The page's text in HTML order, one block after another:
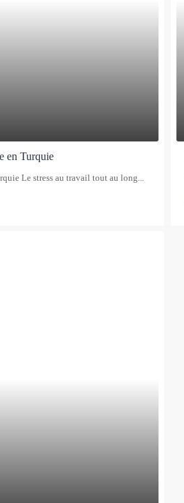
en Turquie
Le stress au travail tout au long...